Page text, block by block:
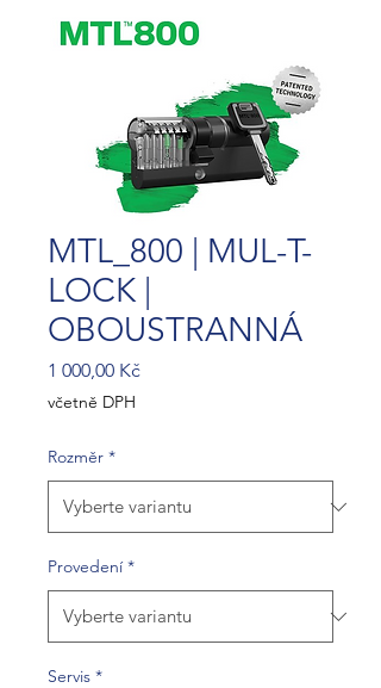
MTL_800 | MUL-T-
LOCK |
OBOUSTRANNÁ
1 000,00 KčCena
včetně DPH
Rozměr *
Provedení *
Servis *